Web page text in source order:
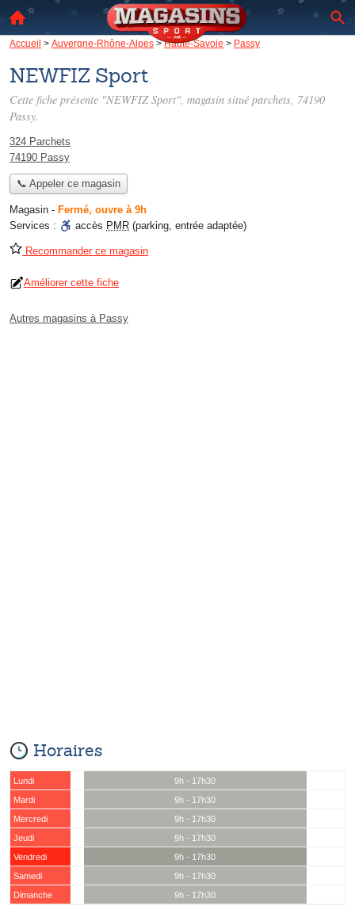
Accueil > Auvergne-Rhône-Alpes >Haute-Savoie > Passy
NEWFIZ Sport
Cette fiche présente "NEWFIZ Sport", magasin situé parchets, 74190
Passy.
324 Parchets
74190 Passy
📞 Appeler ce magasin
Magasin - Fermé, ouvre à 9h
Services :
accès PMR (parking, entrée adaptée)
Recommander ce magasin
Améliorer cette fiche
Autres magasins à Passy
Horaires
Lundi
9h - 17h30
Mardi
9h - 17h30
Mercredi
9h - 17h30
Jeudi
9h - 17h30
Vendredi
9h - 17h30
Samedi
9h - 17h30
Dimanche
9h - 17h30